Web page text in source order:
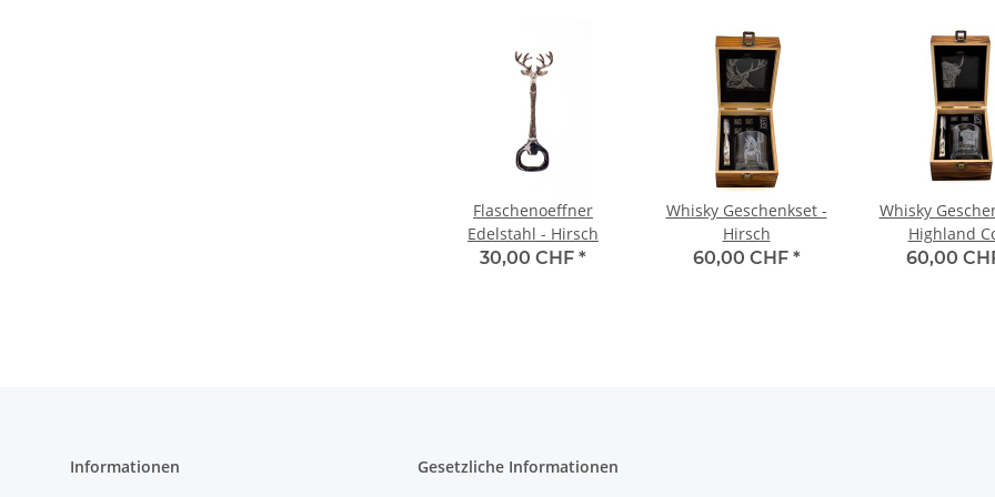
Flaschenoeffner
Edelstahl - Hirsch
30,00 CHF *
Whisky Geschenkset -
Hirsch
60,00 CHF *
Whisky
Highland
60,00
Informationen Gesetzliche Informationen